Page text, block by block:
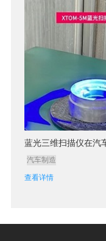
蓝光三维扫描仪在汽
汽车制造
查看详情